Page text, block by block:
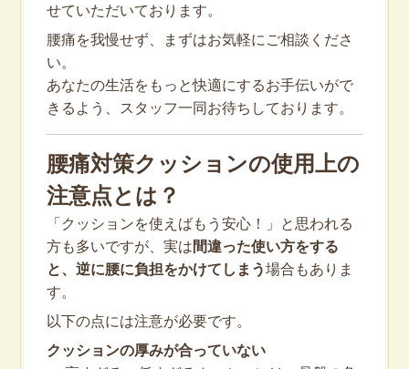
せていただいております。
腰痛を我慢せず、まずはお気軽にご相談くださ
い。
あなたの生活をもっと快適にするお手伝いがで
きるよう、スタッフ一同お待ちしております。
腰痛対策クッションの使用上の
注意点とは？
「クッションを使えばもう安心！」と思われる
方も多いですが、実は間違った使い方をする
と、逆に腰に負担をかけてしまう場合もありま
す。
以下の点には注意が必要です。
クッションの厚みが合っていない